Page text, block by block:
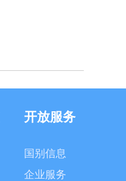
开放服务
国别信息
企业服务